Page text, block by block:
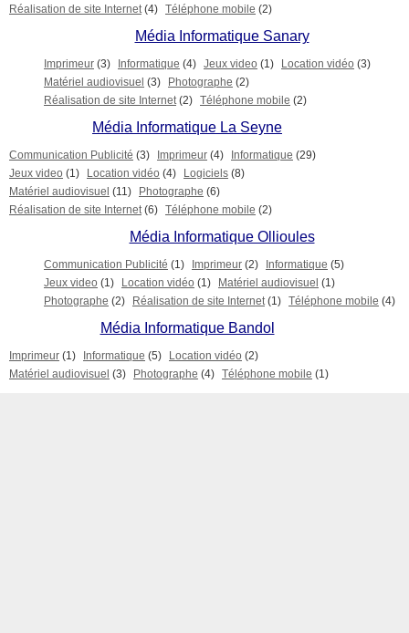
Réalisation de site Internet (4) Téléphone mobile (2)
Média Informatique Sanary
Imprimeur (3) Informatique (4) Jeux video (1) Location vidéo (3)
Matériel audiovisuel (3) Photographe (2)
Réalisation de site Internet (2) Téléphone mobile (2)
Média Informatique La Seyne
Communication Publicité (3) Imprimeur (4) Informatique (29)
Jeux video (1) Location vidéo (4) Logiciels (8)
Matériel audiovisuel (11) Photographe (6)
Réalisation de site Internet (6) Téléphone mobile (2)
Média Informatique Ollioules
Communication Publicité (1) Imprimeur (2) Informatique (5)
Jeux video (1) Location vidéo (1) Matériel audiovisuel (1)
Photographe (2) Réalisation de site Internet (1) Téléphone mobile (4)
Média Informatique Bandol
Imprimeur (1) Informatique (5) Location vidéo (2)
Matériel audiovisuel (3) Photographe (4) Téléphone mobile (1)